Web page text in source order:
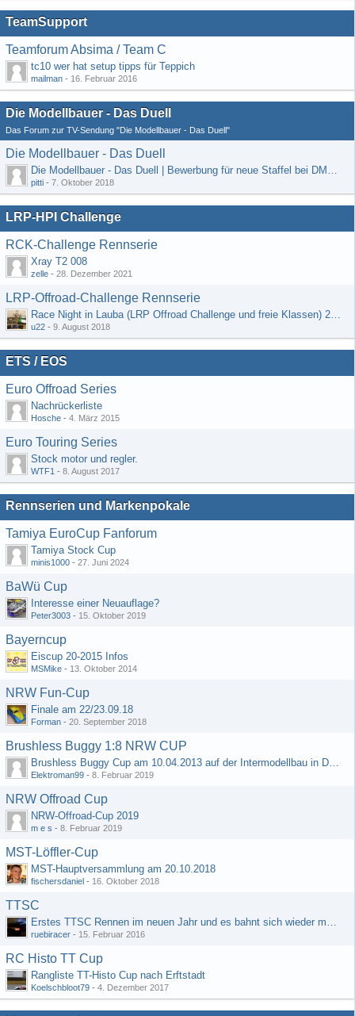
TeamSupport
Teamforum Absima / Team C
tc10 wer hat setup tipps für Teppich
mailman - 16. Februar 2016
Die Modellbauer - Das Duell
Das Forum zur TV-Sendung "Die Modellbauer - Das Duell"
Die Modellbauer - Das Duell
Die Modellbauer - Das Duell | Bewerbung für neue Staffel bei DMAX *Werbung*
pitti - 7. Oktober 2018
LRP-HPI Challenge
RCK-Challenge Rennserie
Xray T2 008
zelle - 28. Dezember 2021
LRP-Offroad-Challenge Rennserie
Race Night in Lauba (LRP Offroad Challenge und freie Klassen) 25/26.08
u22 - 9. August 2018
ETS / EOS
Euro Offroad Series
Nachrückerliste
Hosche - 4. März 2015
Euro Touring Series
Stock motor und regler.
WTF1 - 8. August 2017
Rennserien und Markenpokale
Tamiya EuroCup Fanforum
Tamiya Stock Cup
minis1000 - 27. Juni 2024
BaWü Cup
Interesse einer Neuauflage?
Peter3003 - 15. Oktober 2019
Bayerncup
Eiscup 20-2015 Infos
MSMike - 13. Oktober 2014
NRW Fun-Cup
Finale am 22/23.09.18
Forman - 20. September 2018
Brushless Buggy 1:8 NRW CUP
Brushless Buggy Cup am 10.04.2013 auf der Intermodellbau in Dortmund
Elektroman99 - 8. Februar 2019
NRW Offroad Cup
NRW-Offroad-Cup 2019
m e s - 8. Februar 2019
MST-Löffler-Cup
MST-Hauptversammlung am 20.10.2018
fischersdaniel - 16. Oktober 2018
TTSC
Erstes TTSC Rennen im neuen Jahr und es bahnt sich wieder mal eine Rekordteilnehmerzahl an
ruebiracer - 15. Februar 2016
RC Histo TT Cup
Rangliste TT-Histo Cup nach Erftstadt
Koelschbloot79 - 4. Dezember 2017